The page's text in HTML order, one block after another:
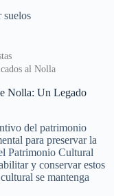
suelos
al Nolla
Nolla: Un Legado
del patrimonio
para preservar la
Patrimonio Cultural
y conservar estos
se mantenga